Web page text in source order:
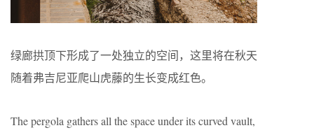
绿廊拱顶下形成了一处独立的空间，这里将在秋天
随着弗吉尼亚爬山虎藤的生长变成红色。
The pergola gathers all the space under its curved vault,